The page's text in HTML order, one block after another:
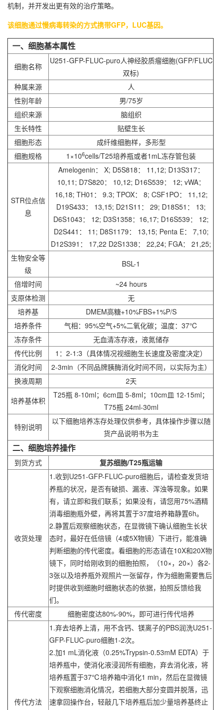
机制，并开发出更有效的治疗策略。
该细胞通过慢病毒转染的方式携带GFP，LUC基因。
一、细胞基本属性
细胞名称
U251-GFP-FLUC-puro人神经胶质瘤细胞(GFP/FLUC
双标)
种属来源
人
性别年龄
男/75岁
组织来源
脑组织
生长特性
贴壁生长
细胞形态
成纤维细胞样，多形型
细胞规格
1×106cells/T25培养瓶或者1mL冻存管包装
STR位点信
息
Amelogenin： X; D5S818： 11,12; D13S317：
10,11; D7S820： 10,12; D16S539： 12; vWA：
16,18; TH01： 9.3; TPOX： 8; CSF1PO： 11,12;
D19S433： 13,15; D21S11： 29; D18S51： 13;
D6S1043： 12; D3S1358：16,17; D16S539： 12;
D2S441： 11; D8S1179： 13,15; Penta E： 7,10;
D12S391： 17,22 D2S1338： 22,24; FGA： 21,25;
生物安全等
级
BSL-1
倍增时间
~24 hours
支原体检测
无
培养基
DMEM高糖+10%FBS+1%P/S
培养条件
气相：95%空气+5%二氧化碳；温度：37℃
冻存条件
无血清冻存液，液氮储存
传代比例
1：2-1:3（具体情况视细胞生长速度及密度决定）
消化时间
2-3min（不同品牌胰酶消化时间不同，以实际为主）
换液周期
2天
培养基体积
T25瓶 8-10ml；6cm皿 5-8ml；10cm皿 12-15ml；
T75瓶 24ml-30ml
特别说明
以下细胞培养冻存处理仅供参考，具体操作步骤以随
货产品说明书为主
二、细胞培养操作
到货方式 复苏细胞/T25瓶运输
收货处理
1.收到U251-GFP-FLUC-puro细胞后，请检查发货培
养瓶的状况，是否有破损、漏液、浑浊等现象。如果
有，请立即和我们联系；如果没有，请您用75%酒精
消毒细胞瓶外壁，再将其置于37度培养箱静置6h。
2.静置后观察细胞状态，在显微镜下确认细胞生长状
态时，最好在低倍镜（4或5X物镜）下进行，能准确
判断细胞的传代密度。看细胞的形态请在10X和20X物
镜下，同时给刚收到的细胞拍照，（10×，20×）各2-
3张以及培养瓶外观照片一张留存，作为细胞需要售后
时提供收到细胞时细胞状态的依据，拍照反馈给我
们。
传代密度
细胞密度达80%-90%，即可进行传代培养
传代方法
1.弃去培养上清，用不含钙、镁离子的PBS润洗U251-
GFP-FLUC-puro细胞1-2次。
2.加1 mL消化液（0.25%Trypsin-0.53mM EDTA）于
培养瓶中，使消化液浸润所有细胞，弃去消化液，将
培养瓶置于37℃培养箱中消化1 min，然后在显微镜
下观察细胞消化情况，若细胞大部分变圆并脱落，迅
速拿回操作台，轻敲几下培养瓶后加少量培养基终止